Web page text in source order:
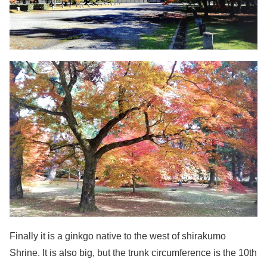
Finally it is a ginkgo native to the west of shirakumo
Shrine. It is also big, but the trunk circumference is the 10th